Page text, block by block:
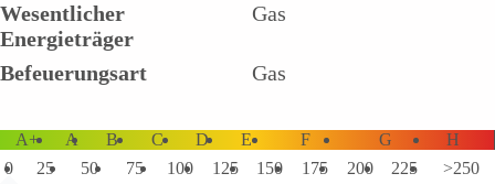
Wesentlicher
Energieträger
Gas
Befeuerungsart Gas
A+ A B C D E F G
H
0
25 50 75 100 125 150 175 200 225 >250